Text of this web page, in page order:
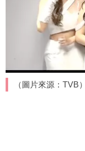
（圖片來源：TVB）